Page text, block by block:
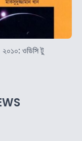
২০১০: ওডিসি টু